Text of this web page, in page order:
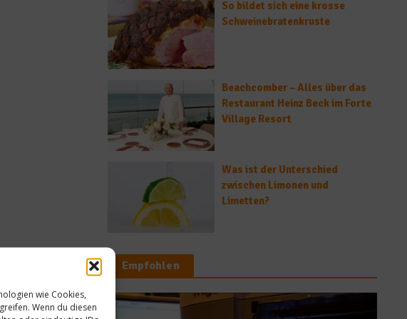
wie Cookies,
Wenn du diesen
So bildet sich eine krosse
Schweinebratenkruste
Beachcomber – Alles über das
Restaurant Heinz Beck im Forte
Village Resort
Was ist der Unterschied
zwischen Limonen und
Limetten?
Empfohlen